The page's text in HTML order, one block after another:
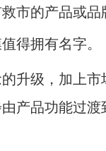
市的产品或品
得拥有名字。
级，加上市
产品功能过